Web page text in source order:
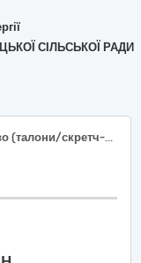
СІЛЬСЬКОЇ РАДИ
Бензин та дизельне паливо (талони/скретч-карти)